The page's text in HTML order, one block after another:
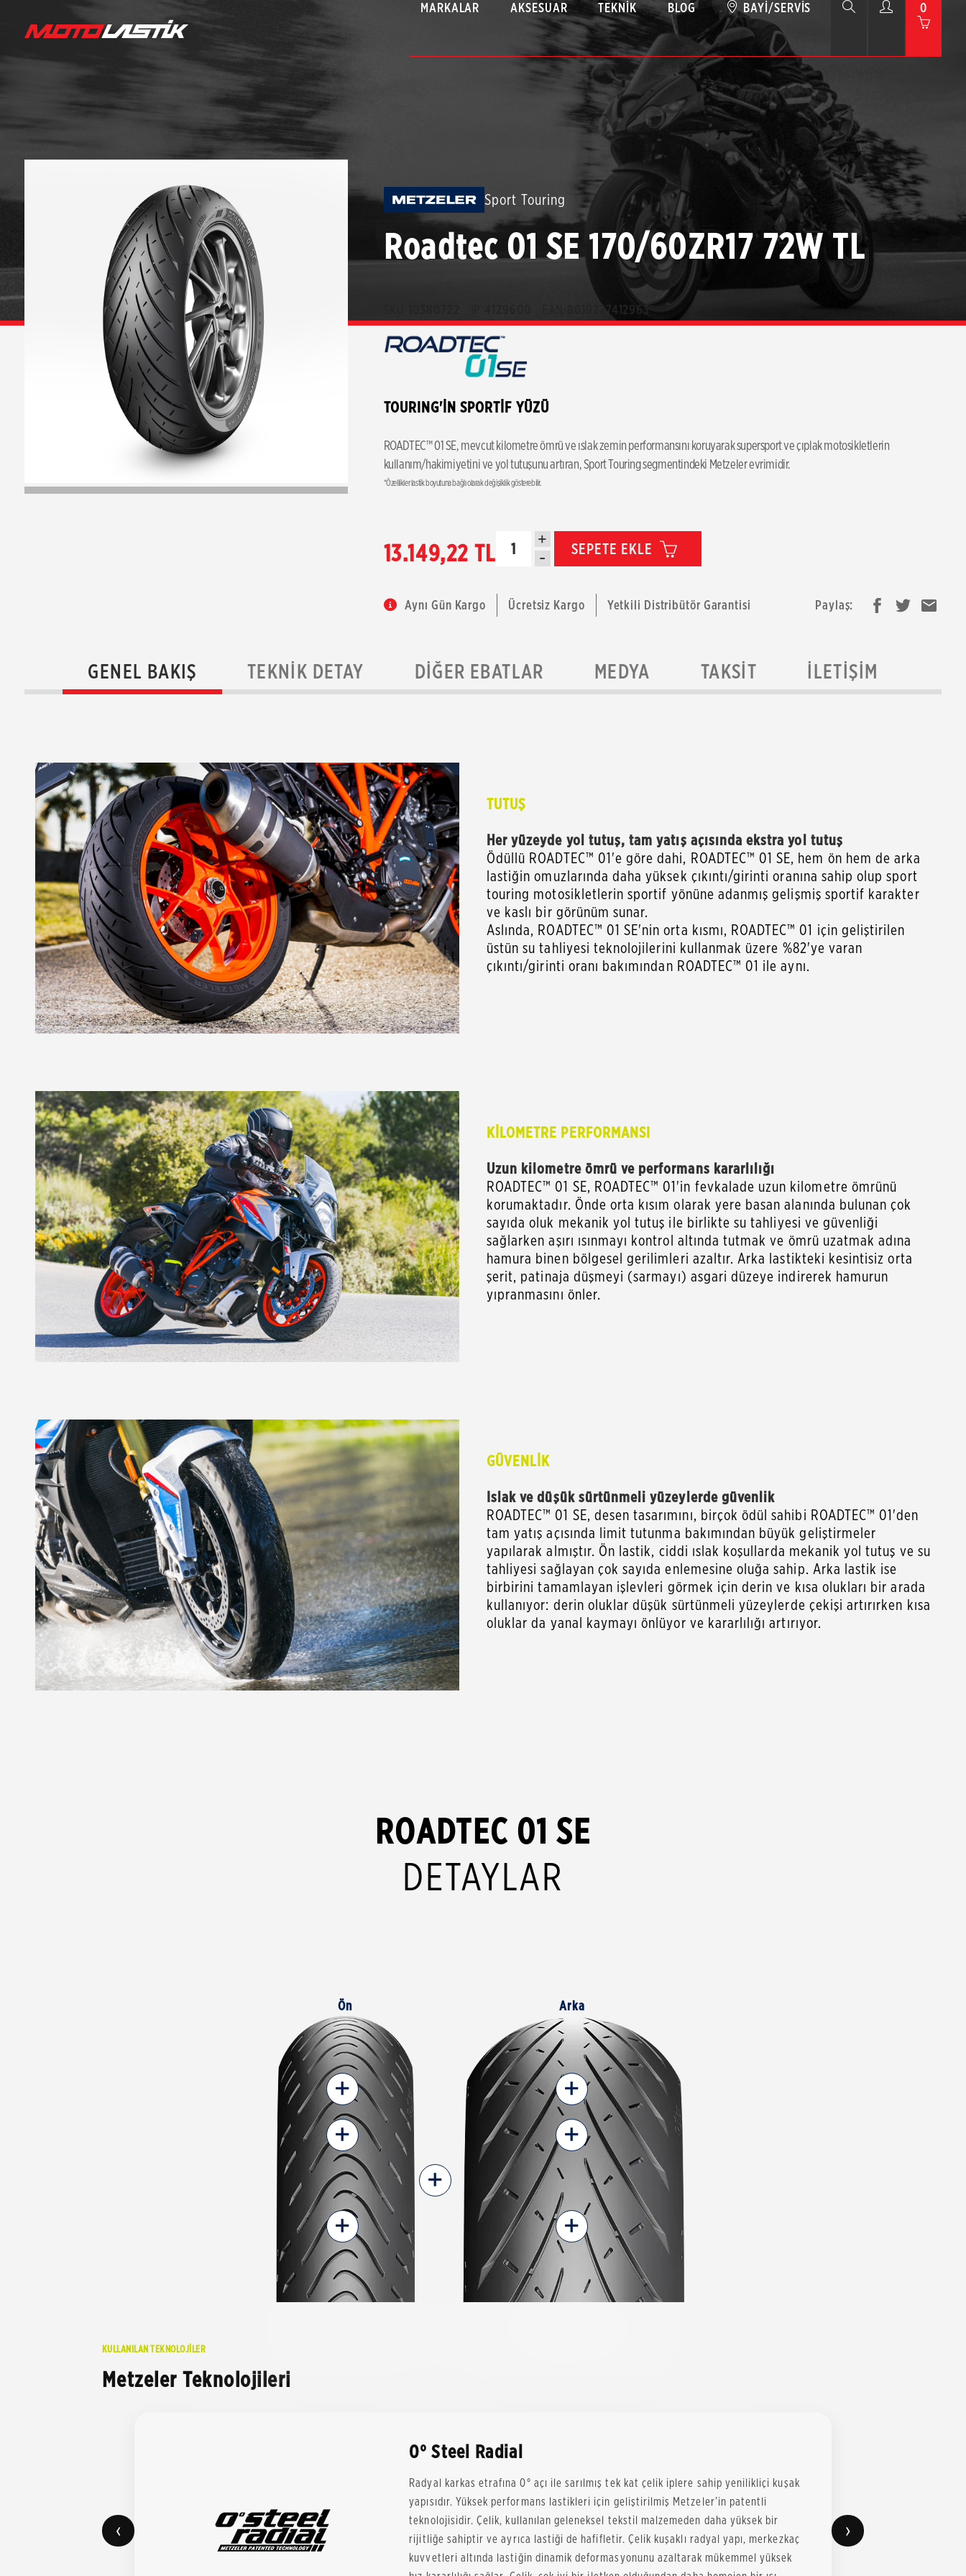
MARKALAR AKSESUAR TEKNIK BLOG BAYI/SERVIS 0
Sport Touring
Roadtec 01 SE 170/60ZR17 72W TL
8019227412963
TOURING'İN SPORTİF YÜZÜ
ROADTEC™ 01 SE, mevcut kilometre ömrü ve ıslak zemin performansını koruyarak supersport ve çıplak motosikletlerin
kullanım/hakimiyetini ve yol tutuşunu artıran, Sport Touring segmentindeki Metzeler evrimidir.
*Özellikler lastik boyutuna bağlı olarak değişiklik gösterebilir.
13.149,22 TL +
- SEPETE EKLE
Aynı Gün Kargo Ücretsiz Kargo Yetkili Distribütör Garantisi Paylaş:
GENEL BAKIŞ TEKNIK DETAY DIĞER EBATLAR MEDYA TAKSIT İLETIŞIM
TUTUŞ
Her yüzeyde yol tutuş, tam yatış açısında ekstra yol tutuş
Ödüllü ROADTEC™ 01'e göre dahi, ROADTEC™ 01 SE, hem ön hem de arka
lastiğin omuzlarında daha yüksek çıkıntı/girinti oranına sahip olup sport
touring motosikletlerin sportif yönüne adanmış gelişmiş sportif karakter
ve kaslı bir görünüm sunar.
Aslında, ROADTEC™ 01 SE'nin orta kısmı, ROADTEC™ 01 için geliştirilen
üstün su tahliyesi teknolojilerini kullanmak üzere %82'ye varan
çıkıntı/girinti oranı bakımından ROADTEC™ 01 ile aynı.
KİLOMETRE PERFORMANSI
Uzun kilometre ömrü ve performans kararlılığı
ROADTEC™ 01 SE, ROADTEC™ 01'in fevkalade uzun kilometre ömrünü
korumaktadır. Önde orta kısım olarak yere basan alanında bulunan çok
sayıda oluk mekanik yol tutuş ile birlikte su tahliyesi ve güvenliği
sağlarken aşırı ısınmayı kontrol altında tutmak ve ömrü uzatmak adına
hamura binen bölgesel gerilimleri azaltır. Arka lastikteki kesintisiz orta
şerit, patinaja düşmeyi (sarmayı) asgari düzeye indirerek hamurun
yıpranmasını önler.
GÜVENLİK
Islak ve düşük sürtünmeli yüzeylerde güvenlik
ROADTEC™ 01 SE, desen tasarımını, birçok ödül sahibi ROADTEC™ 01'den
tam yatış açısında limit tutunma bakımından büyük geliştirmeler
yapılarak almıştır. Ön lastik, ciddi ıslak koşullarda mekanik yol tutuş ve su
tahliyesi sağlayan çok sayıda enlemesine oluğa sahip. Arka lastik ise
birbirini tamamlayan işlevleri görmek için derin ve kısa olukları bir arada
kullanıyor: derin oluklar düşük sürtünmeli yüzeylerde çekişi artırırken kısa
oluklar da yanal kaymayı önlüyor ve kararlılığı artırıyor.
ROADTEC 01 SE
DETAYLAR
Ön
+
+
+
Arka
+
+
+
+
KULLANILAN TEKNOLOJİLER
Metzeler Teknolojileri
‹
0° Steel Radial
Radyal karkas etrafına 0° açı ile sarılmış tek kat çelik iplere sahip yenilikliçi kuşak
yapısıdır. Yüksek performans lastikleri için geliştirilmiş Metzeler’in patentli
teknolojisidir. Çelik, kullanılan geleneksel tekstil malzemeden daha yüksek bir
rijitliğe sahiptir ve ayrıca lastiği de hafifletir. Çelik kuşaklı radyal yapı, merkezkaç
kuvvetleri altında lastiğin dinamik deformasyonunu azaltarak mükemmel yüksek
›